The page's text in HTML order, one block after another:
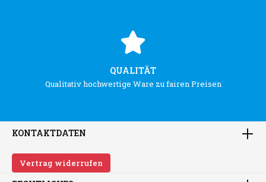
QUALITÄT
Qualitativ hochwertige Ware zu fairen Preisen
KONTAKTDATEN
Vertrag widerrufen